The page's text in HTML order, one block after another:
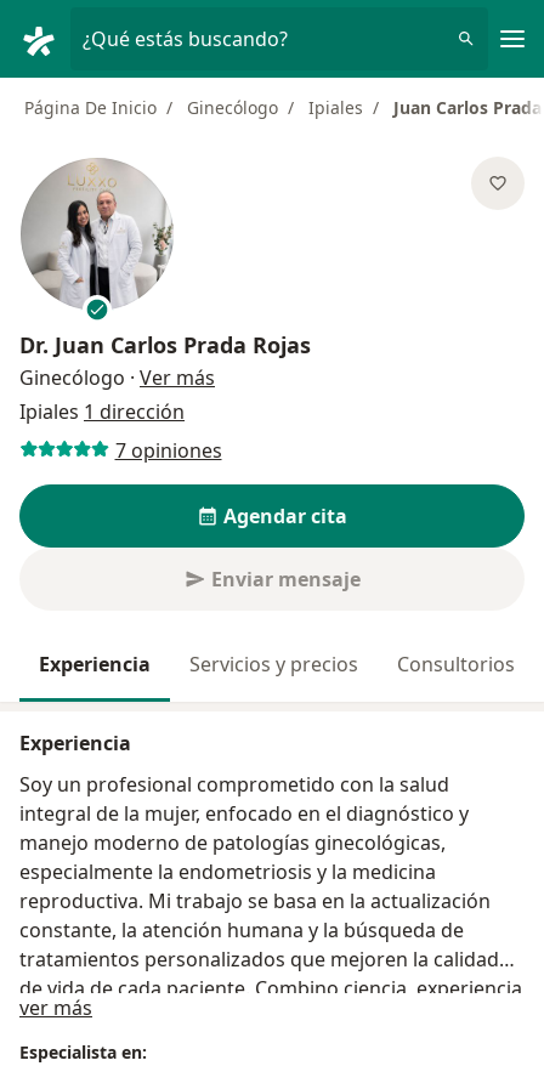
¿Qué estás buscando?
Página De Inicio Ginecólogo Ipiales Juan Carlos
Dr. Juan Carlos Prada Rojas
Ginecólogo · Ver más
Ipiales 1 dirección
7 opiniones
Agendar cita
Enviar mensaje
Experiencia Servicios y precios Consultorios
Experiencia
Soy un profesional comprometido con la salud
integral de la mujer, enfocado en el diagnóstico y
manejo moderno de patologías ginecológicas,
especialmente la endometriosis y la medicina
reproductiva. Mi trabajo se basa en la actualización
constante, la atención humana y la búsqueda de
tratamientos personalizados que mejoren la calidad
de vida de cada paciente. Combino ciencia, experiencia
y empatía para brindar una atención centrada en la
mujer y sus necesidades reales.
ver más
Especialista en: